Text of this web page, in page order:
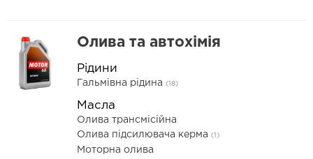
Олива та автохімія
Рідини
Гальмівна рідина (18)
Масла
Олива трансмісійна
Олива підсилювача керма (1)
Моторна олива